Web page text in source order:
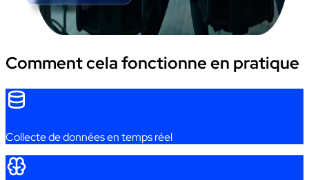
Comment cela fonctionne en pratique
Collectededonnéesentempsréel